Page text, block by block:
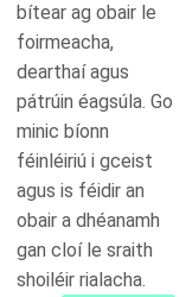
bítear ag obair le
foirmeacha,
dearthaí agus
pátrúin éagsúla. Go
minic bíonn
féinléiriú i gceist
agus is féidir an
obair a dhéanamh
gan cloí le sraith
shoiléir rialacha.